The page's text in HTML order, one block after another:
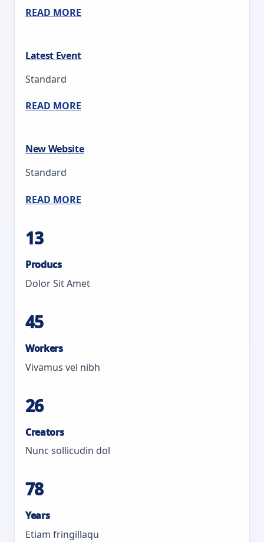
READ MORE
Latest Event
Standard
READ MORE
New Website
Standard
READ MORE
13
Producs
Dolor Sit Amet
45
Workers
Vivamus vel nibh
26
Creators
Nunc sollicudin dol
78
Years
Etiam fringillaqu